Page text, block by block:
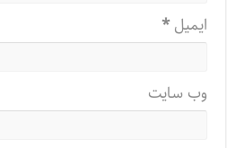
ایمیل*
وب‌ سایت